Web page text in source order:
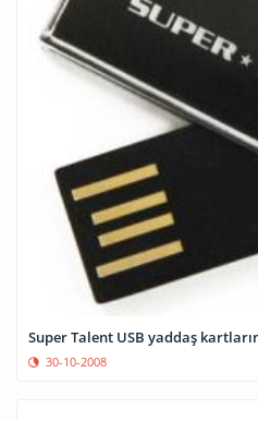
Super Talent USB yaddaş
30-10-2008